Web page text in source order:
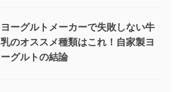
ヨーグルトメーカーで失敗しない牛
乳のオススメ種類はこれ！自家製ヨ
ーグルトの結論